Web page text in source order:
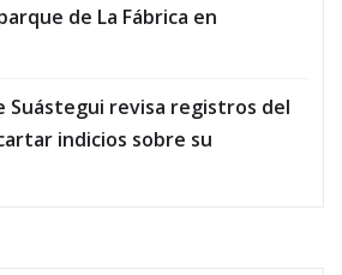
de La Fábrica en
Suástegui revisa registros del
indicios sobre su